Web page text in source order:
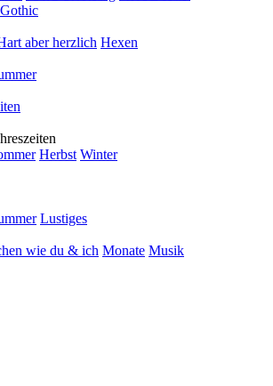
Gothic
aber herzlich Hexen
Herbst Winter
Lustiges
wie du & ich Monate Musik